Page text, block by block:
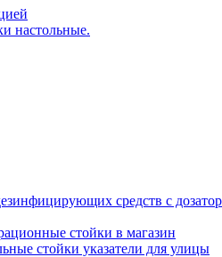
настольные.
средств с
стойки в магазин
стойки указатели для улицы